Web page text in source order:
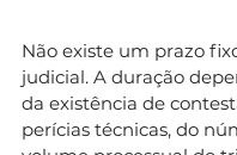
Não existe um prazo
judicial. A duração
da existência de
perícias técnicas, do